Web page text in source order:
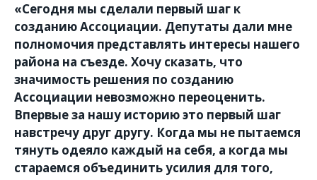
«Сегодня мы сделали первый шаг к
созданию Ассоциации. Депутаты дали мне
полномочия представлять интересы нашего
района на съезде. Хочу сказать, что
значимость решения по созданию
Ассоциации невозможно переоценить.
Впервые за нашу историю это первый шаг
навстречу друг другу. Когда мы не пытаемся
тянуть одеяло каждый на себя, а когда мы
стараемся объединить усилия для того,